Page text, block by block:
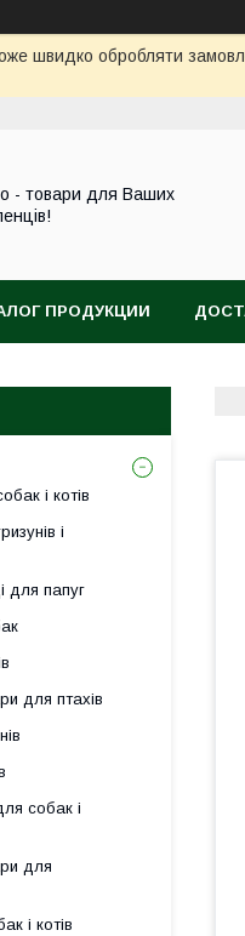
швидко обробляти
- товари для Ваших
ПРОДУКЦИИ
і котів
і
для папуг
для птахів
собак і
для
і котів